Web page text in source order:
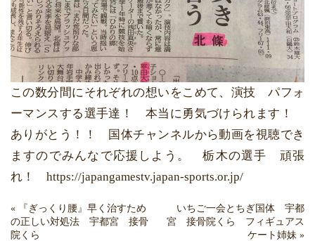
この数分間にそれぞれの想いをこめて、演技 パフォ
ーマンスする選手達！ 本当に勇気づけられます！
ありがとう！！ 国体チャンネルから動画を視聴でき
ますのでみんなで応援しよう。 栃木の選手 頑張
れ！ https://japangamestv.japan-sports.or.jp/
«
『ぎっくり腰』早く治すため
の正しい対処法 宇都宮 接骨
院くら
いちご一会とちぎ国体 宇都
宮 接骨院くら フィギュアス
ケート姉妹 »